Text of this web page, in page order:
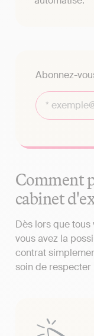
Abonnez-
Comment
cabinet
Dès lors que
vous avez la
contrat
soin de